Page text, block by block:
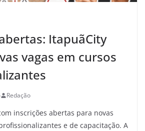
ItapuãCity
vagas em cursos
Redação
inscrições abertas para novas
e de capacitação. A